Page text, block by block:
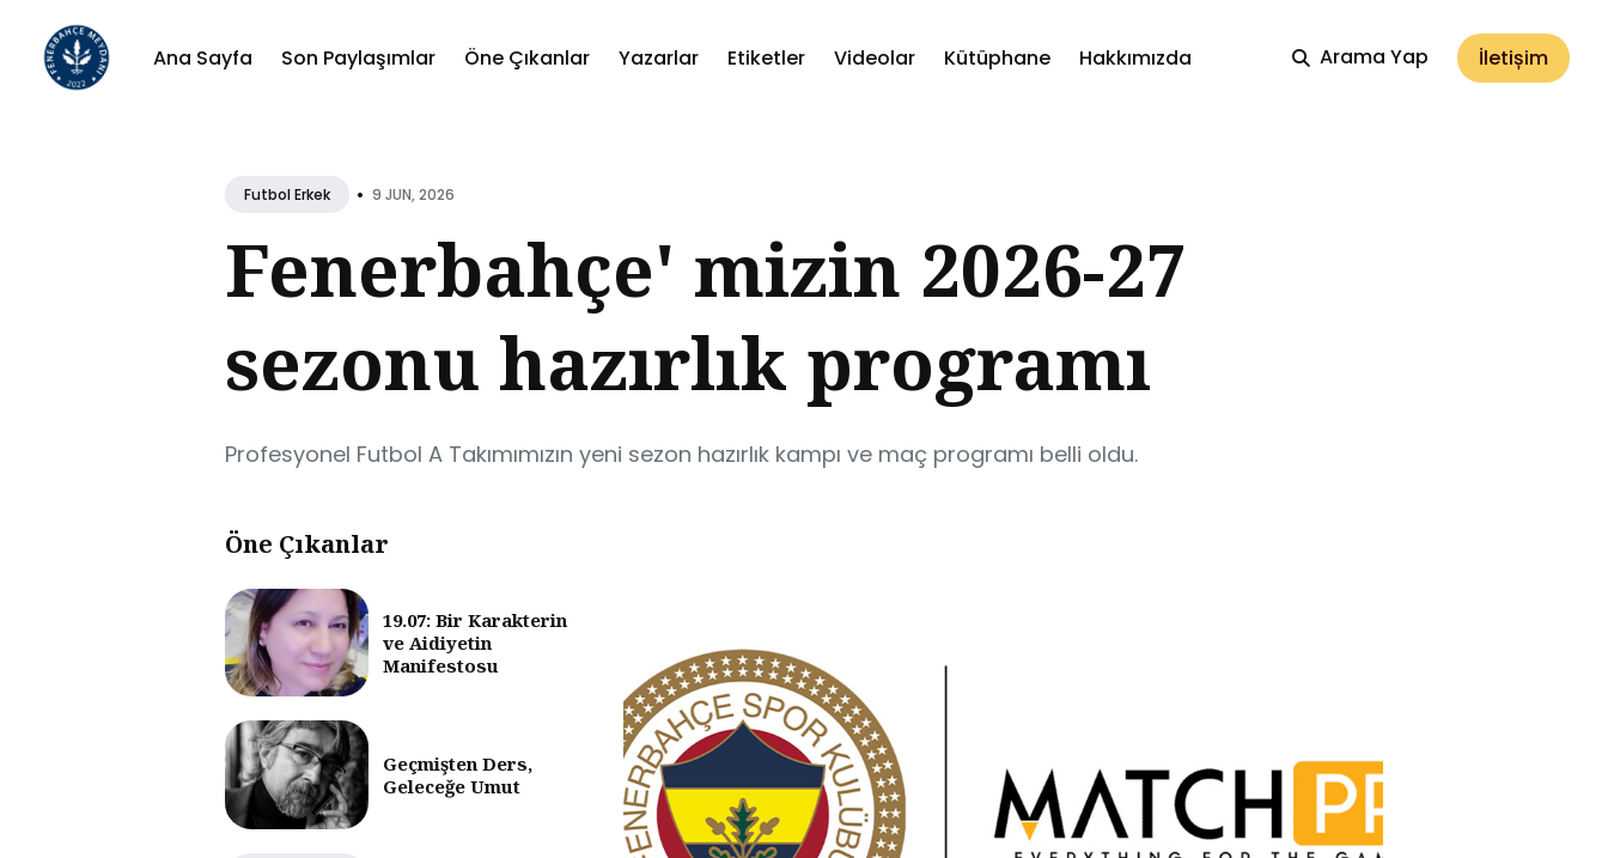
Ana Sayfa Son Paylaşımlar Öne Çıkanlar Yazarlar Etiketler Videolar Kütüphane Hakkımızda Arama Yap İletișim
Futbol Erkek • 9 JUN, 2026
Fenerbahçe' mizin 2026-27
sezonu hazırlık programı
Profesyonel Futbol A Takımımızın yeni sezon hazırlık kampı ve maç programı belli oldu.
Öne Çıkanlar
19.07: Bir Karakterin
ve Aidiyetin
Manifestosu
Geçmişten Ders,
Geleceğe Umut